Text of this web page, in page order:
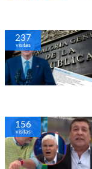
237
visitas
156
visitas